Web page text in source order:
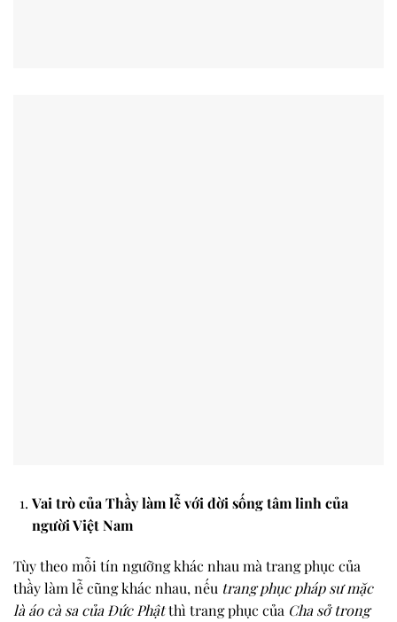
Vai trò của Thầy làm lễ với đời sống tâm linh của
người Việt Nam
Tùy theo mỗi tín ngưỡng khác nhau mà trang phục của
thầy làm lễ cũng khác nhau, nếu trang phục pháp sư mặc
là áo cà sa của Đức Phậtthì trang phục của Cha sở trong